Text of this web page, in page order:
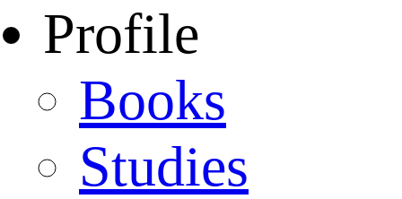
Profile
Books
Studies